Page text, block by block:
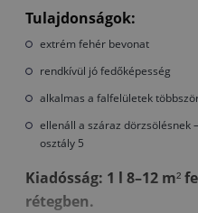
Tulajdonságok:
extrém fehér bevonat
rendkívül jó fedőképesség
alkalmas a falfelületek
ellenáll a száraz dörzsölésnek
osztály 5
Kiadósság: 1 l 8–12 m²
rétegben.